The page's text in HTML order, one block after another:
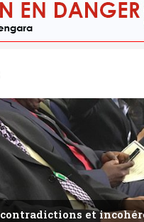
contradictions et